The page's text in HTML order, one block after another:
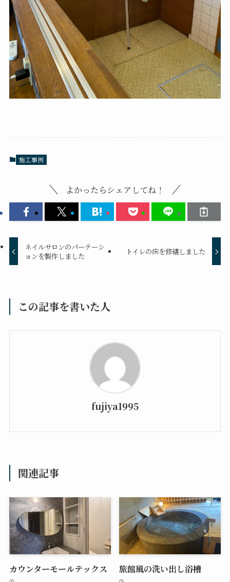
施工事例
よかったらシェアしてね！
ネイルサロンのパーテーシ
ョンを製作しました
トイレの床を修繕しました
この記事を書いた人
fujiya1995
関連記事
カウンターモールテックス 旅館風の洗い出し浴槽